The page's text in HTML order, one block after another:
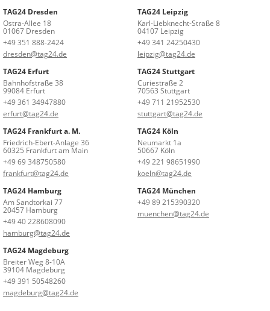
TAG24 Dresden
Ostra-Allee 18
01067 Dresden
+49 351 888-2424
dresden@tag24.de
TAG24 Leipzig
Karl-Liebknecht-Straße 8
04107 Leipzig
+49 341 24250430
leipzig@tag24.de
TAG24 Erfurt
Bahnhofstraße 38
99084 Erfurt
+49 361 34947880
erfurt@tag24.de
TAG24 Stuttgart
Curiestraße 2
70563 Stuttgart
+49 711 21952530
stuttgart@tag24.de
TAG24 Frankfurt a. M.
Friedrich-Ebert-Anlage 36
60325 Frankfurt am Main
+49 69 348750580
frankfurt@tag24.de
TAG24 Köln
Neumarkt 1a
50667 Köln
+49 221 98651990
koeln@tag24.de
TAG24 Hamburg
Am Sandtorkai 77
20457 Hamburg
+49 40 228608090
hamburg@tag24.de
TAG24 München
+49 89 215390320
muenchen@tag24.de
TAG24 Magdeburg
Breiter Weg 8-10A
39104 Magdeburg
+49 391 50548260
magdeburg@tag24.de